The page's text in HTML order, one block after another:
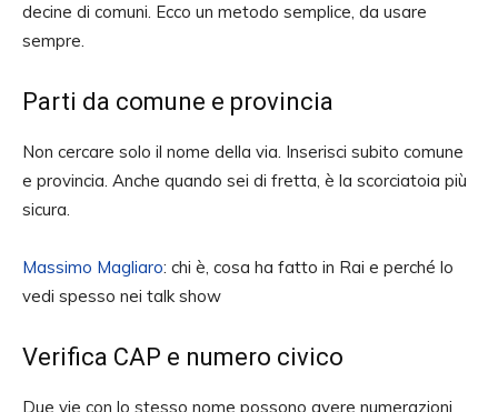
decine di comuni. Ecco un metodo semplice, da usare
sempre.
Parti da comune e provincia
Non cercare solo il nome della via. Inserisci subito comune
e provincia. Anche quando sei di fretta, è la scorciatoia più
sicura.
Massimo Magliaro: chi è, cosa ha fatto in Rai e perché lo
vedi spesso nei talk show
Verifica CAP e numero civico
Due vie con lo stesso nome possono avere numerazioni